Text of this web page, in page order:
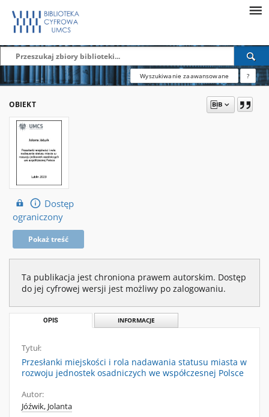
Wyszukiwanie zaawansowane ?
OBIEKT
Dostęp
ograniczony
Pokaż treść
Ta publikacja jest chroniona prawem autorskim. Dostęp
do jej cyfrowej wersji jest możliwy po zalogowaniu.
OPIS INFORMACJE
Tytuł:
Przesłanki miejskości i rola nadawania statusu miasta w
rozwoju jednostek osadniczych we współczesnej Polsce
Autor:
Jóźwik, Jolanta